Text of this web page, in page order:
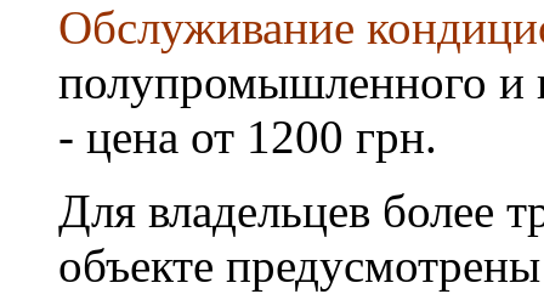
Обслуживание
полупромышленного и
- цена от 1200 грн.
Для владельцев более
объекте